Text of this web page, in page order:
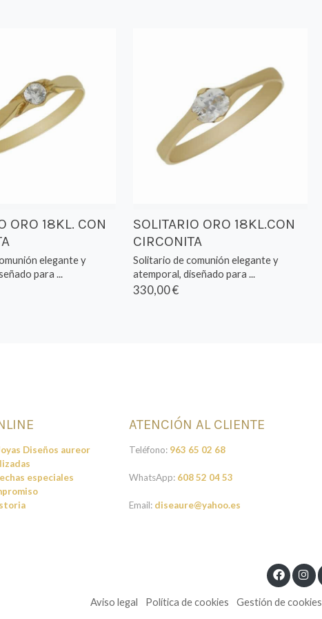
ORO 18KL. CON
elegante y
para ...
SOLITARIO ORO 18KL.CON
CIRCONITA
Solitario de comunión elegante y
atemporal, diseñado para ...
330,00 €
Diseños aureor
especiales
ATENCIÓN AL CLIENTE
Teléfono: 963 65 02 68
WhatsApp: 608 52 04 53
Email: diseaure@yahoo.es
Aviso legal Política de cookies Gestión de cookies